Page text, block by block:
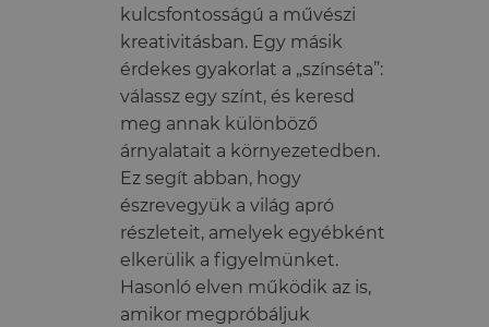
kulcsfontosságú a művészi
kreativitásban. Egy másik
érdekes gyakorlat a „színséta”:
válassz egy színt, és keresd
meg annak különböző
árnyalatait a környezetedben.
Ez segít abban, hogy
észrevegyük a világ apró
részleteit, amelyek egyébként
elkerülik a figyelmünket.
Hasonló elven működik az is,
amikor megpróbáljuk